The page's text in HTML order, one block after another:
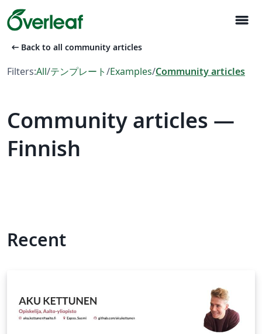
menu
arrow_left_alt Back to all community articles
Filters:All/テンプレート/Examples/Community articles
Community articles —
Finnish
Recent